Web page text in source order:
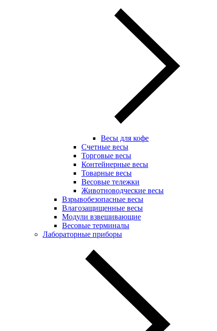
Весы для кофе
Счетные весы
Торговые весы
Контейнерные весы
Товарные весы
Весовые тележки
Животноводческие весы
Взрывобезопасные весы
Влагозащищенные весы
Модули взвешивающие
Весовые терминалы
Лабораторные приборы